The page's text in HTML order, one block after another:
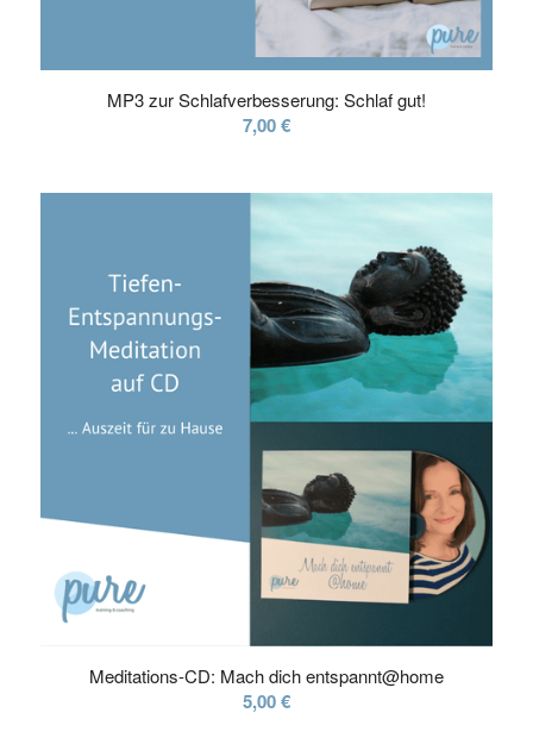
MP3 zur Schlafverbesserung: Schlaf gut!
7,00€
Meditations-CD: Mach dich entspannt@home
5,00€